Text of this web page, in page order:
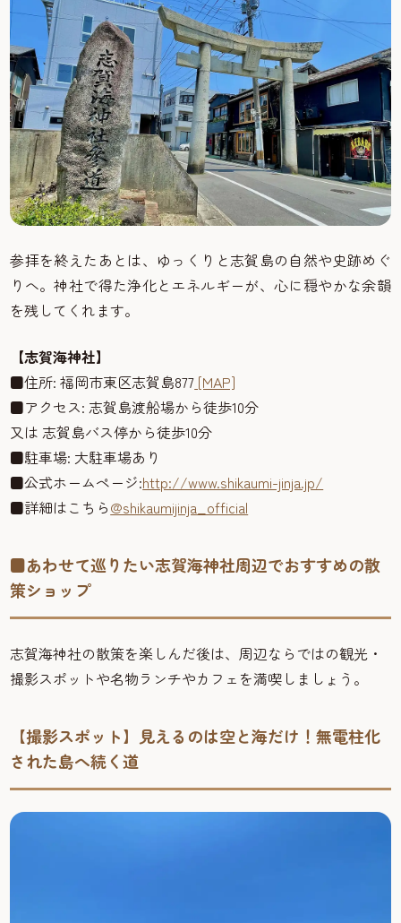
参拝を終えたあとは、ゆっくりと志賀島の自然や史跡めぐ
りへ。神社で得た浄化とエネルギーが、心に穏やかな余韻
を残してくれます。
【志賀海神社】
■住所: 福岡市東区志賀島877 [MAP]
■アクセス: 志賀島渡船場から徒歩10分
又は 志賀島バス停から徒歩10分
■駐車場: 大駐車場あり
■公式ホームページ:http://www.shikaumi-jinja.jp/
■詳細はこちら@shikaumijinja_official
■あわせて巡りたい志賀海神社周辺でおすすめの散
策ショップ
志賀海神社の散策を楽しんだ後は、周辺ならではの観光・
撮影スポットや名物ランチやカフェを満喫しましょう。
【撮影スポット】見えるのは空と海だけ！無電柱化
された島へ続く道